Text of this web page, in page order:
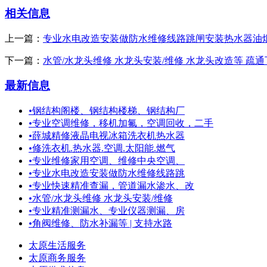
相关信息
上一篇： 专业水电改造安装做防水维修线路跳闸安装热水器油
下一篇： 水管/水龙头维修 水龙头安装/维修 水龙头改造等 疏通
最新信息
•钢结构阁楼、钢结构楼梯、钢结构厂
•专业空调维修，移机加氟，空调回收，二手
•薛城精修液晶电视冰箱洗衣机热水器
•修洗衣机.热水器.空调.太阳能.燃气
•专业维修家用空调、维修中央空调、
•专业水电改造安装做防水维修线路跳
•专业快速精准查漏，管道漏水渗水、改
•水管/水龙头维修 水龙头安装/维修
•专业精准测漏水、专业仪器测漏、房
•角阀维修、防水补漏等 | 支持水路
太原生活服务
太原商务服务